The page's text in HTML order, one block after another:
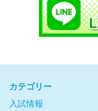
カテゴリー
入試情報